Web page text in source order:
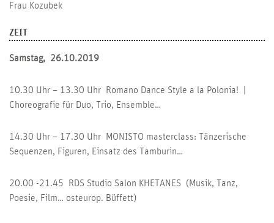
Frau Kozubek
ZEIT
Samstag, 26.10.2019
10.30 Uhr – 13.30 Uhr Romano Dance Style a la Polonia! |
Choreografie für Duo, Trio, Ensemble…
14.30 Uhr – 17.30 Uhr MONISTO masterclass: Tänzerische
Sequenzen, Figuren, Einsatz des Tamburin…
20.00 -21.45 RDS Studio Salon KHETANES (Musik, Tanz,
Poesie, Film… osteurop. Büffett)